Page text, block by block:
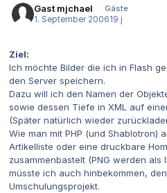
Gast mjchael
Gäste
1. September 200619 j
Ziel:
Ich möchte Bilder die ich in Flash
den Server speichern.
Dazu will ich den Namen der
sowie dessen Tiefe in XML auf
(Später natürlich wieder
Wie man mit PHP (und Shablotron)
Artikelliste oder eine druckbare
zusammenbastelt (PNG werden als
müsste ich auch hinbekommen,
Umschulungsprojekt.